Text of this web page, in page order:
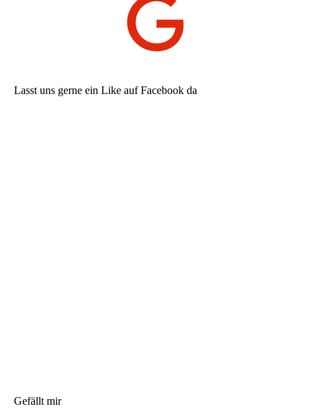
Lasst uns gerne ein Like auf Facebook da
Gefällt mir